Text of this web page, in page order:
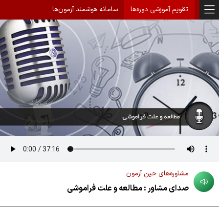
تقویم آموزشی دوره‌ها سامانه هوشمند آزمون‌ها
صدای مشاور : مطالعه و علت فراموشی
مشاوره‌های حین آزمون